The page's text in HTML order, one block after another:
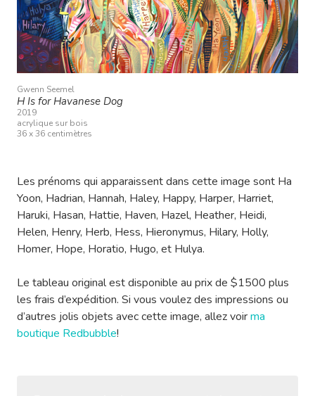
Gwenn Seemel
H Is for Havanese Dog
2019
acrylique sur bois
36 x 36 centimètres
Les prénoms qui apparaissent dans cette image sont Ha
Yoon, Hadrian, Hannah, Haley, Happy, Harper, Harriet,
Haruki, Hasan, Hattie, Haven, Hazel, Heather, Heidi,
Helen, Henry, Herb, Hess, Hieronymus, Hilary, Holly,
Homer, Hope, Horatio, Hugo, et Hulya.
Le tableau original est disponible au prix de $1500 plus
les frais d’expédition. Si vous voulez des impressions ou
d’autres jolis objets avec cette image, allez voirma
boutique Redbubble!